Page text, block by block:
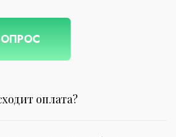
оплата?